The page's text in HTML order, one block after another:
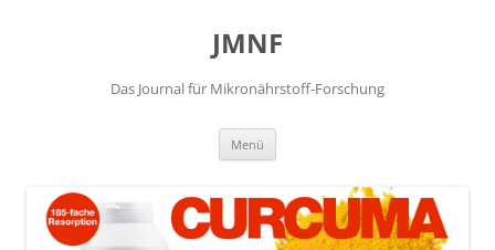
JMNF
Das Journal für Mikronährstoff-Forschung
Menü